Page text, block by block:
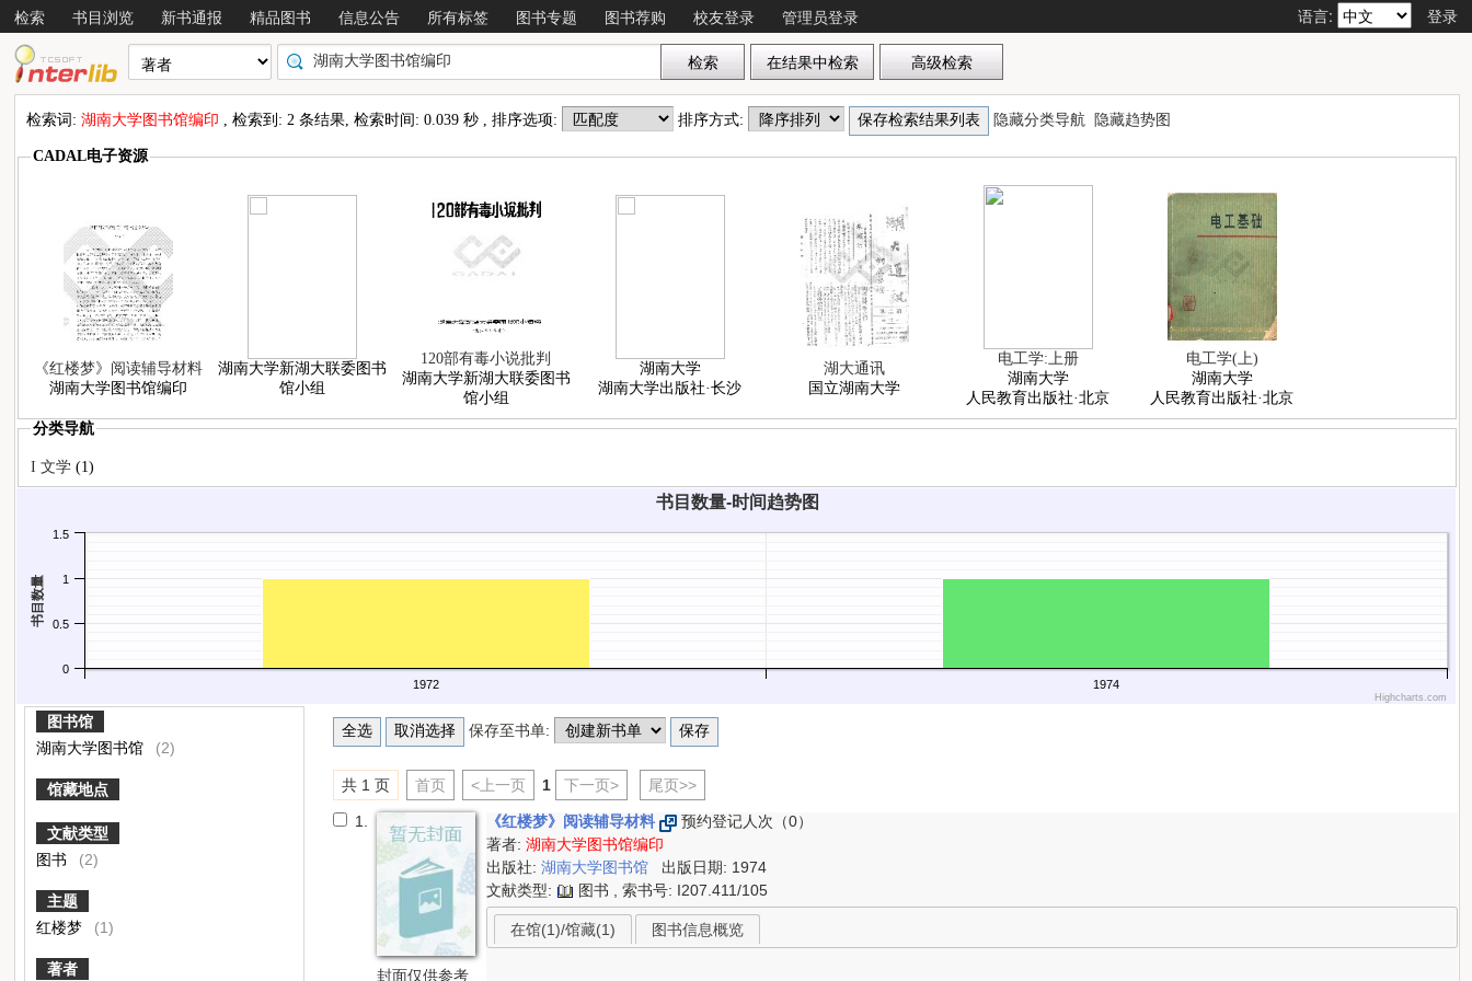
检索 书目浏览 新书通报 精品图书 信息公告 所有标签 图书专题 图书荐购 校友登录 管理员登录 语言: 登录
检索词:湖南大学图书馆编印 , 检索到: 2 条结果, 检索时间: 0.039 秒 , 排序选项: 排序方式: 隐藏分类导航 隐藏趋势图
CADAL电子资源
《红楼梦》阅读辅导材料
湖南大学图书馆编印
湖南大学新湖大联委图书
馆小组
120部有毒小说批判
湖南大学新湖大联委图书
馆小组
湖南大学
湖南大学出版社·长沙
湖大通讯
国立湖南大学
电工学:上册
湖南大学
人民教育出版社·北京
电工学(上)
湖南大学
人民教育出版社·北京
分类导航
I 文学 (1)
书目数量
书目数量-时间趋势图
1972 1974
0
0.5
1
1.5
Highcharts.com
图书馆
湖南大学图书馆
(2)
馆藏地点
文献类型
图书
(2)
主题
红楼梦
(1)
著者
保存至书单:
共 1 页 首页 <上一页 1 下一页> 尾页>>
1.
封面仅供参考
《红楼梦》阅读辅导材料
预约登记人次（0）
著者:湖南大学图书馆编印
出版社:湖南大学图书馆
出版日期: 1974
文献类型:
图书 , 索书号: I207.411/105
在馆(1)/馆藏(1) 图书信息概览